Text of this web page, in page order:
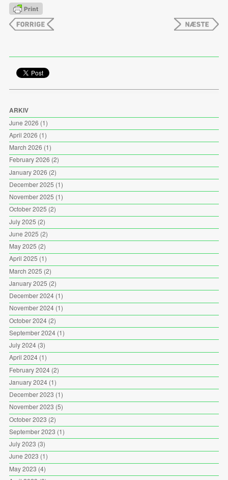
ARKIV
June 2026 (1)
April 2026 (1)
March 2026 (1)
February 2026 (2)
January 2026 (2)
December 2025 (1)
November 2025 (1)
October 2025 (2)
July 2025 (2)
June 2025 (2)
May 2025 (2)
April 2025 (1)
March 2025 (2)
January 2025 (2)
December 2024(1)
November 2024(1)
October 2024(2)
September 2024(1)
July 2024(3)
April 2024(1)
February 2024(2)
January 2024(1)
December 2023 (1)
November 2023 (5)
October 2023 (2)
September 2023 (1)
July 2023 (3)
June 2023 (1)
May 2023 (4)